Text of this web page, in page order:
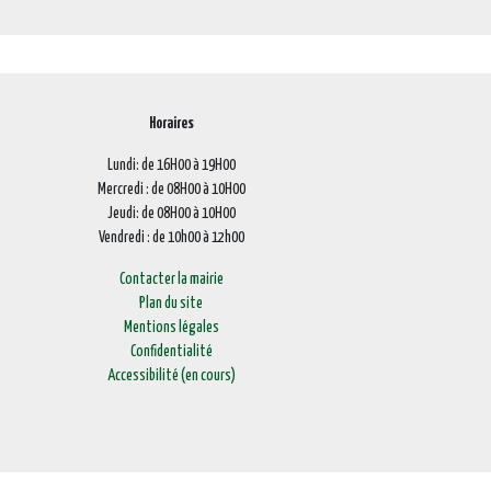
Horaires
Lundi: de 16H00 à 19H00
Mercredi : de 08H00 à 10H00
Jeudi: de 08H00 à 10H00
Vendredi : de 10h00 à 12h00
Contacter la mairie
Plan du site
Mentions légales
Confidentialité
Accessibilité (en cours)